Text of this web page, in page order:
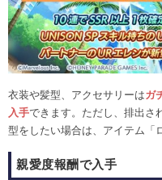
衣装や髪型、アクセサリーはガ
入手できます。ただし、排出さ
型をしたい場合は、アイテム「
親愛度報酬で入手